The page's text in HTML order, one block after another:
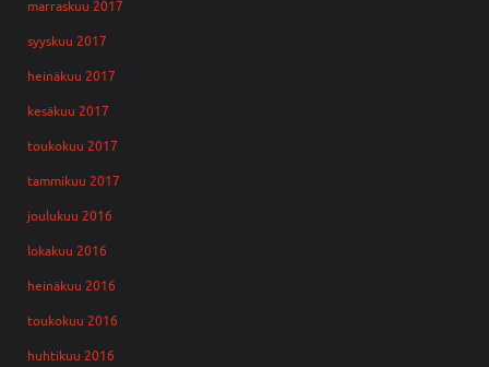
marraskuu 2017
syyskuu 2017
heinäkuu 2017
kesäkuu 2017
toukokuu 2017
tammikuu 2017
joulukuu 2016
lokakuu 2016
heinäkuu 2016
toukokuu 2016
huhtikuu 2016